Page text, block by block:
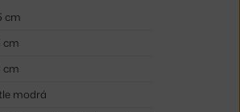
cm
cm
cm
modrá